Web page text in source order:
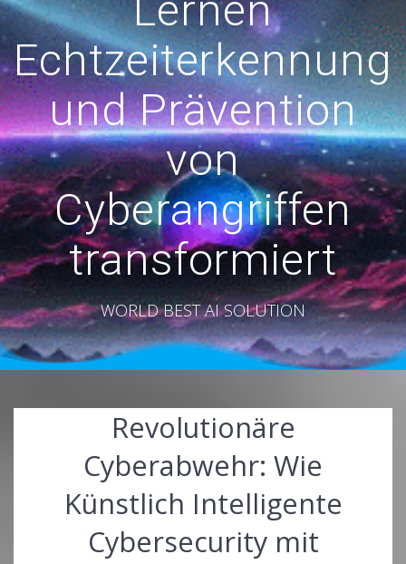
Echtzeiterkennung
und Prävention
von
Cyberangriffen
transformiert
WORLD BEST AI SOLUTION
Revolutionäre
Cyberabwehr: Wie
Künstlich Intelligente
Cybersecurity mit